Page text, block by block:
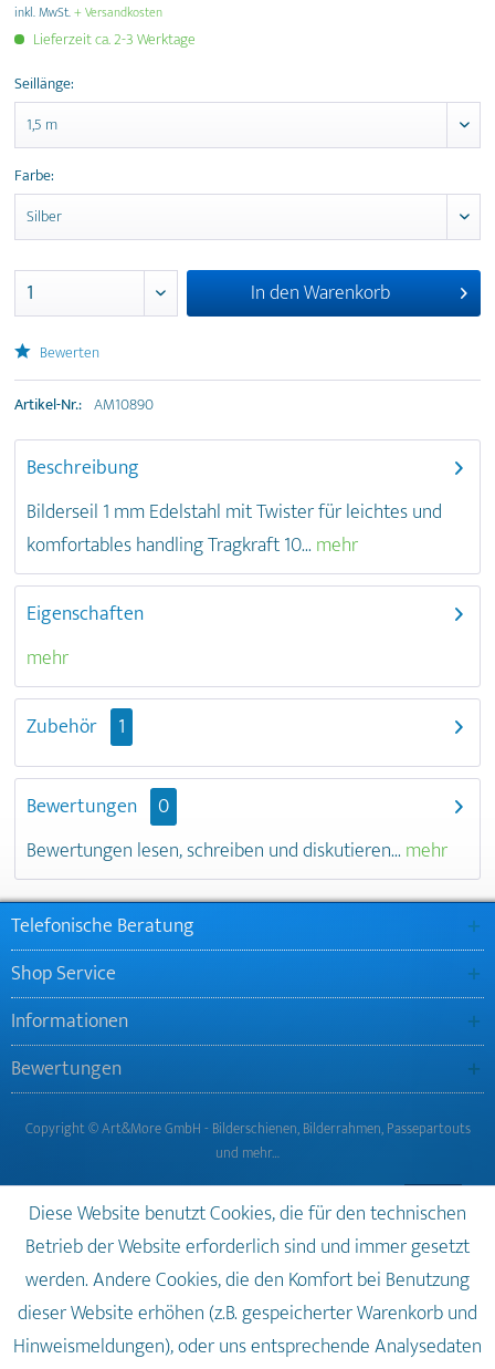
inkl. MwSt.+ Versandkosten
Lieferzeit ca. 2-3 Werktage
Seillänge:
Farbe:
In denWarenkorb
Bewerten
Artikel-Nr.: AM10890
Beschreibung
Bilderseil 1 mm Edelstahl mit Twister für leichtes und
komfortables handling Tragkraft 10... mehr
Eigenschaften
mehr
Zubehör 1
Bewertungen
0
Bewertungen lesen, schreiben und diskutieren... mehr
Telefonische Beratung
Shop Service
Informationen
Bewertungen
Copyright © Art&More GmbH - Bilderschienen, Bilderrahmen, Passepartouts
und mehr…
Diese Website benutzt Cookies, die für den technischen
Betrieb der Website erforderlich sind und immer gesetzt
werden. Andere Cookies, die den Komfort bei Benutzung
dieser Website erhöhen (z.B. gespeicherter Warenkorb und
Hinweismeldungen), oder uns entsprechende Analysedaten